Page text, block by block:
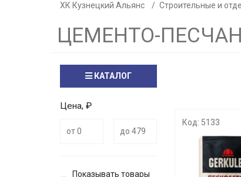
ХК Кузнецкий Альянс Строительные и
ЦЕМЕНТО-
КАТАЛОГ
Цена, ₽
Показывать товары
Код: 5133